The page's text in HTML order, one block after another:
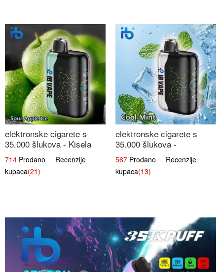
elektronske cigarete s
35.000 šlukova - Kisela
Jabuka Led | Osježavajući
Kiselo-Slatki Okus
714 Prodano Recenzije
kupaca(21)
elektronske cigarete s
35.000 šlukova -
Osježavajući Mentol |
Čista i Svježa Okus
567 Prodano Recenzije
kupaca(13)